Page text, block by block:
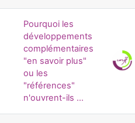
Pourquoi les
développements
complémentaires
"en savoir plus"
ou les
"références"
n'ouvrent-ils ...